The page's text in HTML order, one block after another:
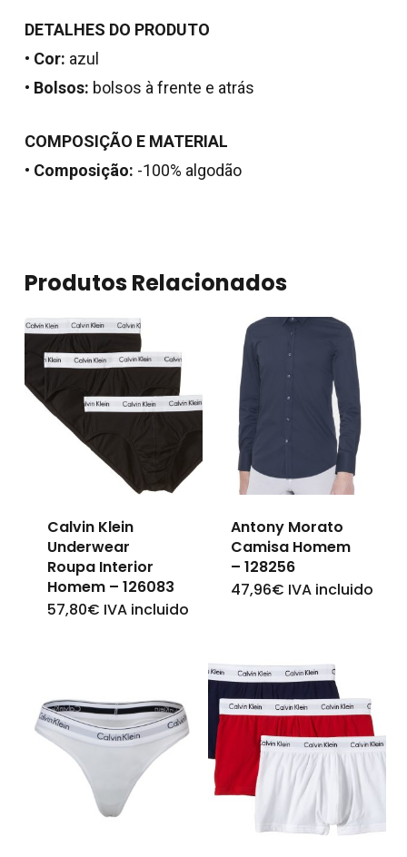
Go To Shop
DETALHES DO PRODUTO
• Cor: azul
• Bolsos: bolsos à frente e atrás
COMPOSIÇÃO E MATERIAL
• Composição: -100% algodão
Produtos Relacionados
Calvin Klein
Underwear
Roupa Interior
Homem – 126083
57,80€ IVA incluido
This
multiple
variants.
The
options
Antony Morato
Camisa Homem
– 128256
47,96€ IVA incluido
This
multiple
variants.
The
options
may
be